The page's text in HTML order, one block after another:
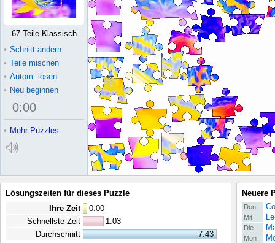
67 Teile Klassisch
• Schnitt ändern
• Teile mischen
• Autom. lösen
• Neu beginnen
0:00
• Mehr Puzzles
Lösungszeiten für dieses Puzzle
Ihre Zeit
0:00
Schnellste Zeit
1:03
Durchschnitt
7:43
Neuere
Don
Mit
Die
Mon